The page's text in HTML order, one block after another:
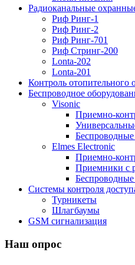
Радиоканальные
Риф Ринг-1
Риф Ринг-2
Риф Ринг-701
Риф Стринг-200
Lonta-202
Lonta-201
Контроль отопительного
Беспроводное
Visonic
Приемно-
Elmes Electronic
Приемно-
Приемники с
Системы контроля
Турникеты
Шлагбаумы
GSM сигнализация
Наш опрос